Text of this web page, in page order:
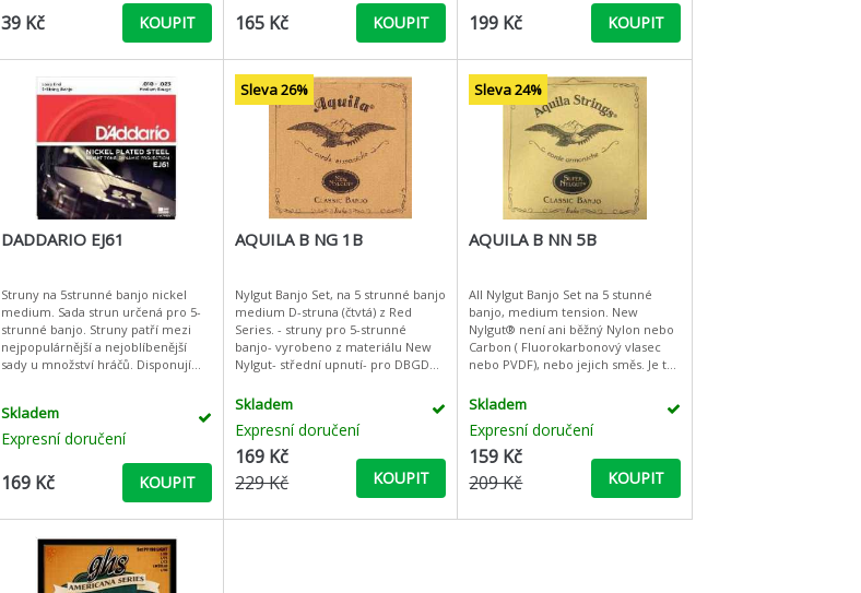
39 Kč KOUPIT 165 Kč KOUPIT 199 Kč KOUPIT
DADDARIO EJ61
Struny na 5strunné banjo nickel
medium. Sada strun určená pro 5-
strunné banjo. Struny patří mezi
nejpopulárnější a nejoblíbenější
sady u množství hráčů. Disponují
Skladem
Expresní doručení
169 Kč KOUPIT
Sleva 26%
AQUILA B NG 1B
Nylgut Banjo Set, na 5 strunné banjo
medium D-struna (čtvtá) z Red
Series. - struny pro 5-strunné
banjo- vyrobeno z materiálu New
Nylgut- střední upnutí- pro DBGDG
struna (čtvtá) z Re
Skladem
Expresní doručení
169 Kč
229 Kč
KOUPIT
Sleva 24%
AQUILA B NN 5B
All Nylgut Banjo Set na 5 stunné
banjo, medium tension. New
Nylgut® není ani běžný Nylon nebo
Carbon ( Fluorokarbonový vlasec
nebo PVDF), nebo jejich směs. Je to
součástí. Ve srovnán
Skladem
Expresní doručení
159 Kč
209 Kč
KOUPIT